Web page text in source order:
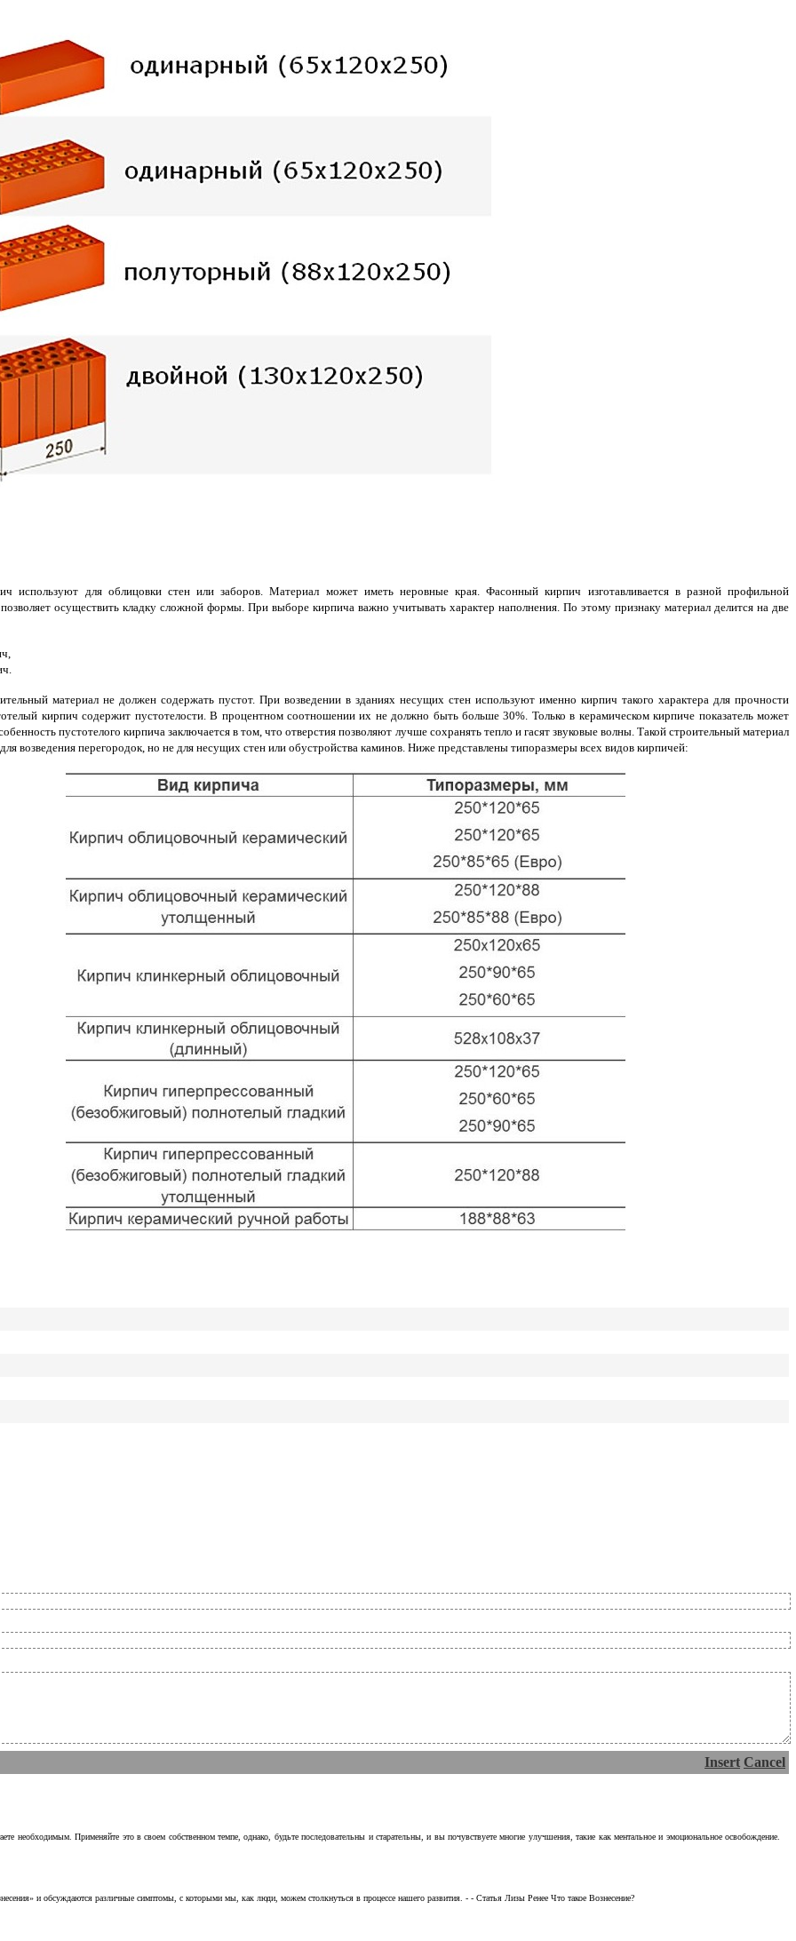
используют для облицовки стен или заборов. Материал может иметь неровные края. Фасонный кирпич изготавливается в разной профильной
осуществить кладку сложной формы. При выборе кирпича важно учитывать характер наполнения. По этому признаку материал делится на две
материал не должен содержать пустот. При возведении в зданиях несущих стен используют именно кирпич такого характера для прочности
кирпич содержит пустотелости. В процентном соотношении их не должно быть больше 30%. Только в керамическом кирпиче показатель может
пустотелого кирпича заключается в том, что отверстия позволяют лучше сохранять тепло и гасят звуковые волны. Такой строительный материал
возведения перегородок, но не для несущих стен или обустройства каминов. Ниже представлены типоразмеры всех видов кирпичей:
Insert Cancel
необходимым. Применяйте это в своем собственном темпе, однако, будьте последовательны и старательны, и вы почувствуете многие улучшения, такие как ментальное и эмоциональное освобождение.
и обсуждаются различные симптомы, с которыми мы, как люди, можем столкнуться в процессе нашего развития. - - Статья Лизы Ренее Что такое Вознесение?